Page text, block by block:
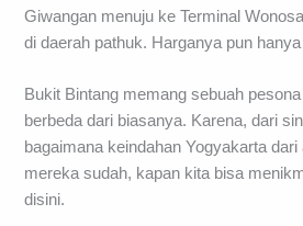
Giwangan menuju ke Terminal
di daerah pathuk. Harganya pun
Bukit Bintang memang sebuah
berbeda dari biasanya. Karena, dari
bagaimana keindahan Yogyakarta
mereka sudah, kapan kita bisa
disini.